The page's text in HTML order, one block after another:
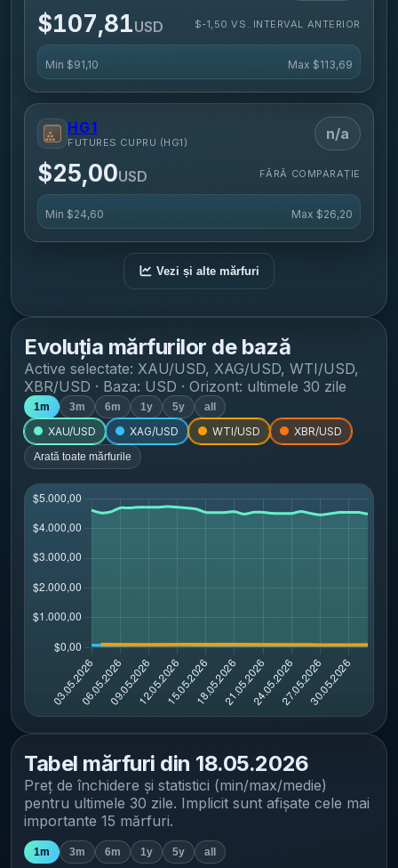
$107,81USD $-1,50 VS. INTERVAL ANTERIOR
Min $91,10 Max $113,69
HG1
FUTURES CUPRU (HG1) n/a
$25,00USD FĂRĂ COMPARAȚIE
Min $24,60 Max $26,20
Vezi și alte mărfuri
Evoluția mărfurilor de bază
Active selectate: XAU/USD, XAG/USD, WTI/USD,
XBR/USD · Baza: USD · Orizont: ultimele 30 zile
1m 3m 6m 1y 5y all
XAU/USD XAG/USD WTI/USD XBR/USD
Arată toate mărfurile
Tabel mărfuri din 18.05.2026
Preț de închidere și statistici (min/max/medie)
pentru ultimele 30 zile. Implicit sunt afișate cele mai
importante 15 mărfuri.
1m 3m 6m 1y 5y all